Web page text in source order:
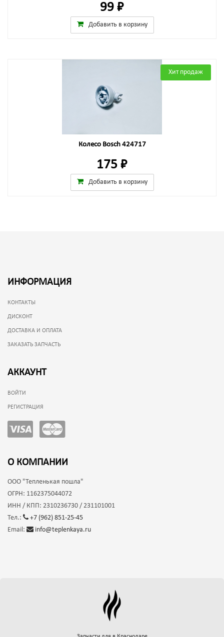
99 ₽
Добавить в корзину
Хит продаж
Колесо Bosch 424717
175 ₽
Добавить в корзину
ИНФОРМАЦИЯ
КОНТАКТЫ
ДИСКОНТ
ДОСТАВКА И ОПЛАТА
ЗАКАЗАТЬ ЗАПЧАСТЬ
АККАУНТ
ВОЙТИ
РЕГИСТРАЦИЯ
О КОМПАНИИ
ООО "Тепленькая пошла"
ОГРН: 1162375044072
ИНН / КПП: 2310236730 / 231101001
Тел.:
+7 (962) 851-25-45
Email:
info@teplenkaya.ru